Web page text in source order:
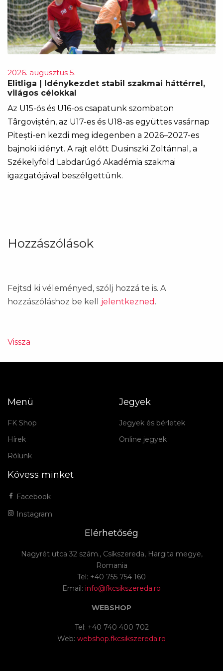
2026. augusztus 5.
Elitliga | Idénykezdet stabil szakmai háttérrel,
világos célokkal
Az U15-ös és U16-os csapatunk szombaton
Târgoviștén, az U17-es és U18-as együttes vasárnap
Pitești-en kezdi meg idegenben a 2026–2027-es
bajnoki idényt. A rajt előtt Dusinszki Zoltánnal, a
Székelyföld Labdarúgó Akadémia szakmai
igazgatójával beszélgettünk.
Hozzászólások
Fejtsd ki véleményed, szólj hozzá te is. A
hozzászóláshoz be kell jelentkezned .
Vissza
Menü
FK Shop
Hírek
Rólunk
Jegyek
Jegyek és bérletek
Online jegyek
Kövess minket
Facebook
Instagram
Elérhetőség
Nagyrét utca 32 szám., Csíkszereda, Hargita megye,
Romania
Tel: +40 755 754 160
Email: info@fkcsikszereda.ro
WEBSHOP
Tel: +40 740 400 702
Web: webshop.fkcsikszereda.ro